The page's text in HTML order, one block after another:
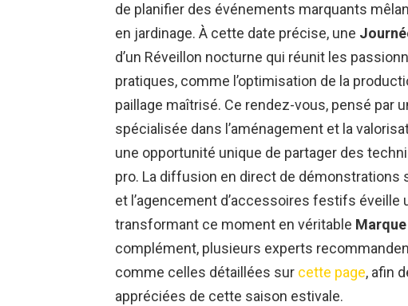
de planifier des événements marquants
en jardinage. À cette date précise, une
d’un Réveillon nocturne qui réunit les
pratiques, comme l’optimisation de la
paillage maîtrisé. Ce rendez-vous, pensé par
spécialisée dans l’aménagement et la
une opportunité unique de partager des
pro. La diffusion en direct de démonstrations
et l’agencement d’accessoires festifs éveille
transformant ce moment en véritable
complément, plusieurs experts
comme celles détaillées sur cette page, afin
appréciées de cette saison estivale.